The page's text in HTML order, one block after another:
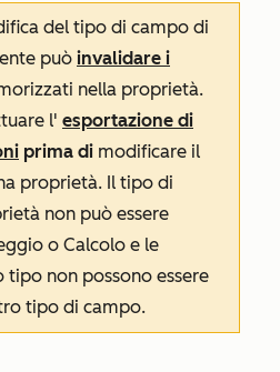
del tipo di campo di
può invalidare i
nella proprietà.
l' esportazione di
prima di modificare il
proprietà. Il tipo di
non può essere
o Calcolo e le
non possono essere
tipo di campo.